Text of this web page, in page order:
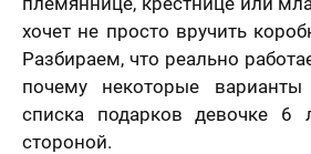
хочет не просто вручить
Разбираем, что реально
почему некоторые варианты
списка подарков девочке 6
стороной.